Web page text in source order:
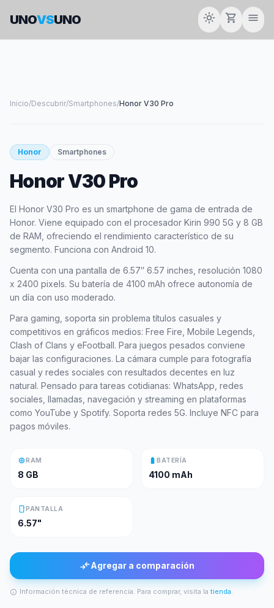
UNOVSUNO light_mode shopping_cart menu
Inicio/Descubrir/Smartphones/Honor V30 Pro
smartphone
HONOR
Honor Smartphones
Honor V30 Pro
El Honor V30 Pro es un smartphone de gama de entrada de
Honor. Viene equipado con el procesador Kirin 990 5G y 8 GB
de RAM, ofreciendo el rendimiento característico de su
segmento. Funciona con Android 10.
Cuenta con una pantalla de 6.57″ 6.57 inches, resolución 1080
x 2400 pixels. Su batería de 4100 mAh ofrece autonomía de
un día con uso moderado.
Para gaming, soporta sin problema títulos casuales y
competitivos en gráficos medios: Free Fire, Mobile Legends,
Clash of Clans y eFootball. Para juegos pesados conviene
bajar las configuraciones. La cámara cumple para fotografía
casual y redes sociales con resultados decentes en luz
natural. Pensado para tareas cotidianas: WhatsApp, redes
sociales, llamadas, navegación y streaming en plataformas
como YouTube y Spotify. Soporta redes 5G. Incluye NFC para
pagos móviles.
memoryRAM
8 GB
battery_full BATERÍA
4100 mAh
smartphonePANTALLA
6.57"
compare_arrowsAgregar a comparación
info Información técnica de referencia. Para comprar, visita la tienda.